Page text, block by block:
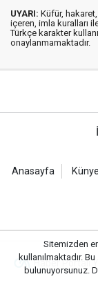
UYARI: Küfür,
içeren, imla kuralları
Türkçe karakter
onaylanmamaktadır.
Anasayfa Künye
Haber Portalı
Sitemizden
kullanılmaktadır.
bulunuyorsunuz.